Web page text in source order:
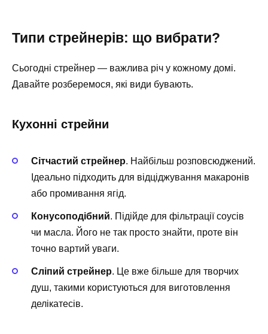
Типи стрейнерів: що вибрати?
Сьогодні стрейнер — важлива річ у кожному домі.
Давайте розберемося, які види бувають.
Кухонні стрейни
Сітчастий стрейнер. Найбільш розповсюджений.
Ідеально підходить для відціджування макаронів
або промивання ягід.
Конусоподібний. Підійде для фільтрації соусів
чи масла. Його не так просто знайти, проте він
точно вартий уваги.
Сліпий стрейнер. Це вже більше для творчих
душ, такими користуються для виготовлення
делікатесів.